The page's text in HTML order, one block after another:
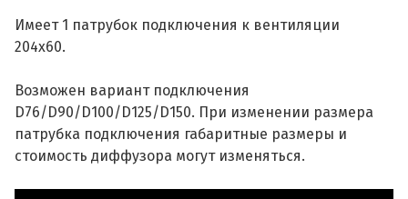
Имеет 1 патрубок подключения к вентиляции
204х60.
Возможен вариант подключения
D76/D90/D100/D125/D150. При изменении размера
патрубка подключения габаритные размеры и
стоимость диффузора могут изменяться.